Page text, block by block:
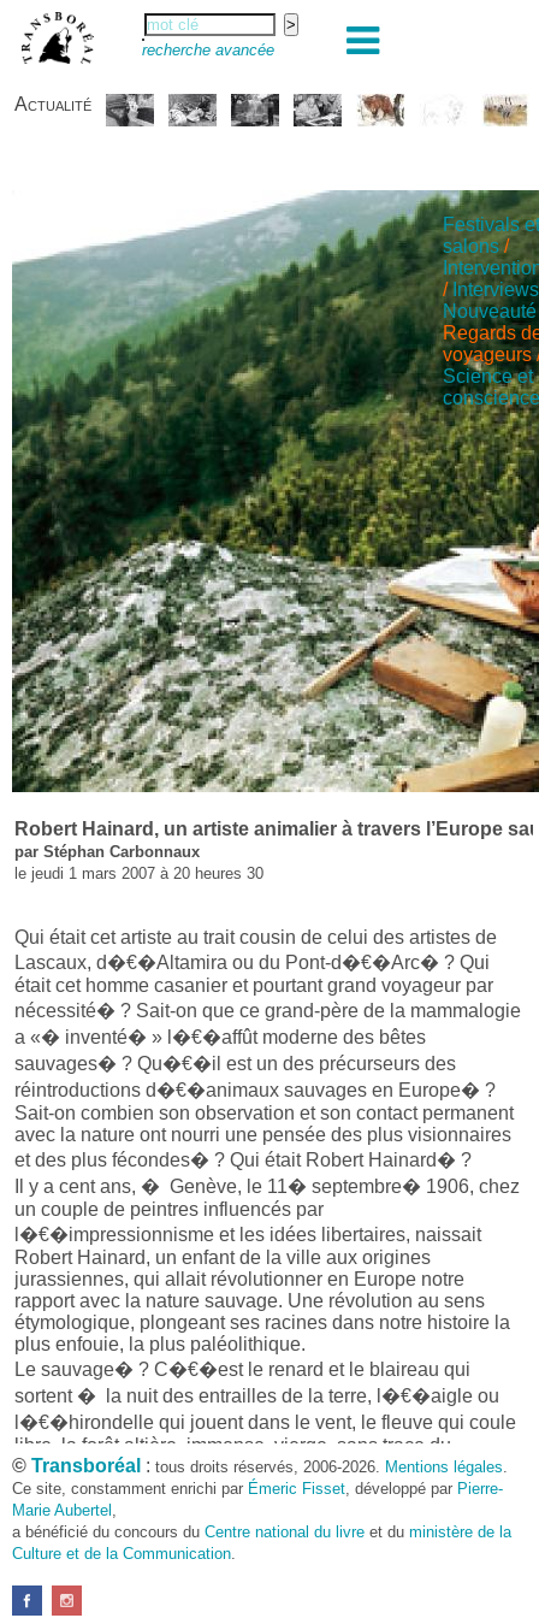
recherche avancée
Actualité
Festivals
salons /
/ Interviews
Nouveauté
Regards
voyageurs
Science et
Robert Hainard, un artiste animalier à travers l’Europe
par Stéphan Carbonnaux
le jeudi 1 mars 2007 à 20 heures 30
Qui était cet artiste au trait cousin de celui des artistes de
Lascaux, d�€�Altamira ou du Pont-d�€�Arc� ? Qui
était cet homme casanier et pourtant grand voyageur par
nécessité� ? Sait-on que ce grand-père de la mammalogie
a «� inventé� » l�€�affût moderne des bêtes
sauvages� ? Qu�€�il est un des précurseurs des
réintroductions d�€�animaux sauvages en Europe� ?
Sait-on combien son observation et son contact permanent
avec la nature ont nourri une pensée des plus visionnaires
et des plus fécondes� ? Qui était Robert Hainard� ?
Il y a cent ans, � Genève, le 11� septembre� 1906, chez
un couple de peintres influencés par
l�€�impressionnisme et les idées libertaires, naissait
Robert Hainard, un enfant de la ville aux origines
jurassiennes, qui allait révolutionner en Europe notre
rapport avec la nature sauvage. Une révolution au sens
étymologique, plongeant ses racines dans notre histoire la
plus enfouie, la plus paléolithique.
Le sauvage� ? C�€�est le renard et le blaireau qui
sortent � la nuit des entrailles de la terre, l�€�aigle ou
l�€�hirondelle qui jouent dans le vent, le fleuve qui coule
libre, la forêt altière, immense, vierge, sans trace du
forestier� ; la nature sauvage, c�€�est tout ce que nous
ne contrôlons pas, qui vit malgré nous, c�€�est
l�€�autre le plus absolu � nos côtés, le plus irréductible,
celle que nous nous échinons � maîtriser, � détruire mais
que psychique.
© Transboréal : tous droits réservés, 2006-2026. Mentions légales.
Ce site, constamment enrichi par Émeric Fisset, développé par Pierre-
Marie Aubertel ,
a bénéficié du concours du Centre national du livre et du ministère de la
Culture et de la Communication.